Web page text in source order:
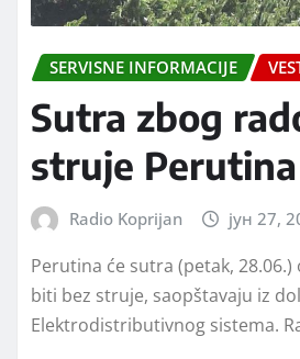
SERVISNE INFORMACIJE
Sutra zbog
struje Perutina
Radio Koprijan јун 27,
Perutina će sutra (petak, 28.06.)
biti bez struje, saopštavaju iz
Elektrodistributivnog sistema.